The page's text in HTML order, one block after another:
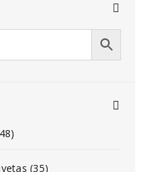
(35)